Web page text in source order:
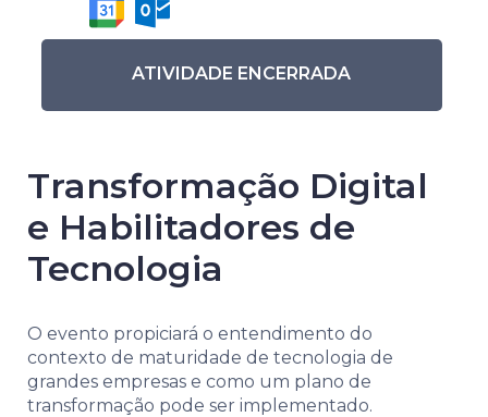
ATIVIDADE ENCERRADA
Transformação Digital
e Habilitadores de
Tecnologia
O evento propiciará o entendimento do
contexto de maturidade de tecnologia de
grandes empresas e como um plano de
transformação pode ser implementado.